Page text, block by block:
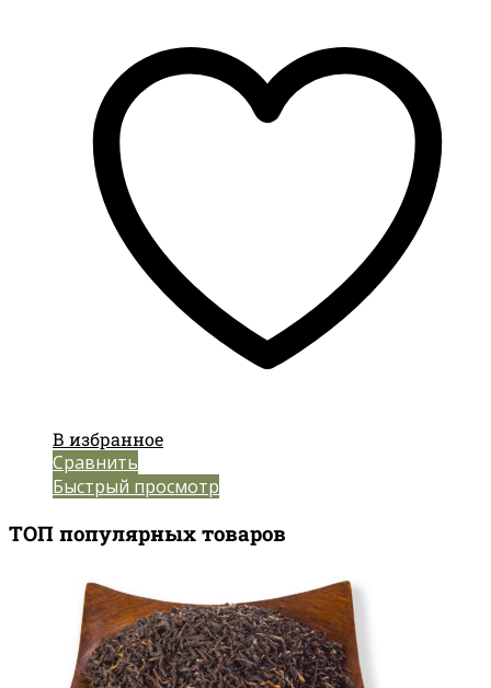
В избранное
Сравнить
Быстрый просмотр
ТОП популярных товаров